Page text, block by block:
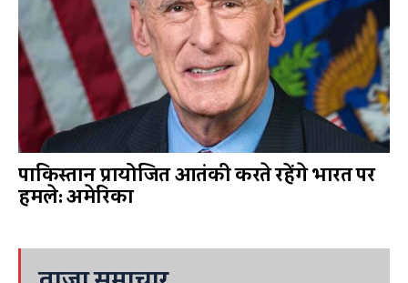
पाकिस्तान प्रायोजित आतंकी करते रहेंगे भारत पर
हमले: अमेरिका